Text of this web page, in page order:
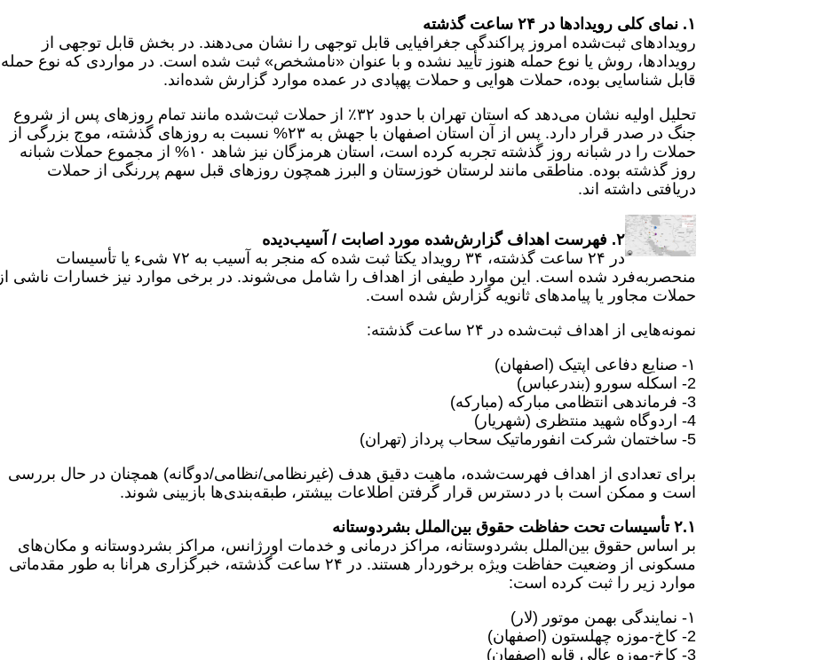
۱. نمای کلی رویدادها در ۲۴ ساعت گذشته
رویدادهای ثبت‌شده امروز پراکندگی جغرافیایی قابل توجهی را نشان می‌دهند. در بخش قابل توجهی از
رویدادها، روش یا نوع حمله هنوز تأیید نشده و با عنوان «نامشخص» ثبت شده است. در مواردی که نوع حمله
قابل شناسایی بوده، حملات هوایی و حملات پهپادی در عمده موارد گزارش شده‌اند.
تحلیل اولیه نشان می‌دهد که استان تهران با حدود ۳۲٪ از حملات ثبت‌شده مانند تمام روزهای پس از شروع
جنگ در صدر قرار دارد. پس از آن استان‌ اصفهان با جهش به ۲۳% نسبت به روزهای گذشته، موج بزرگی از
حملات را در شبانه روز گذشته تجربه کرده است، استان هرمزگان نیز شاهد ۱۰% از مجموع حملات شبانه
روز گذشته بوده. مناطقی مانند لرستان خوزستان و البرز همچون روزهای قبل سهم پررنگی از حملات
دریافتی داشته اند.
۲. فهرست اهداف گزارش‌شده مورد اصابت / آسیب‌دیده
در ۲۴ ساعت گذشته، ۳۴ رویداد یکتا ثبت شده که منجر به آسیب به ۷۲ شیء یا تأسیسات
منحصربه‌فرد شده است. این موارد طیفی از اهداف را شامل می‌شوند. در برخی موارد نیز خسارات ناشی از
حملات مجاور یا پیامدهای ثانویه گزارش شده است.
نمونه‌هایی از اهداف ثبت‌شده در ۲۴ ساعت گذشته:
۱- صنایع دفاعی اپتیک (اصفهان)
2- اسکله سورو (بندرعباس)
3- فرماندهی انتظامی مبارکه (مبارکه)
4- اردوگاه شهید منتظری (شهریار)
5- ساختمان شرکت انفورماتیک سحاب پرداز (تهران)
برای تعدادی از اهداف فهرست‌شده، ماهیت دقیق هدف (غیرنظامی/نظامی/دوگانه) همچنان در حال بررسی
است و ممکن است با در دسترس قرار گرفتن اطلاعات بیشتر، طبقه‌بندی‌ها بازبینی شوند.
۲.۱ تأسیسات تحت حفاظت حقوق بین‌الملل بشردوستانه
بر اساس حقوق بین‌الملل بشردوستانه، مراکز درمانی و خدمات اورژانس، مراکز بشردوستانه و مکان‌های
مسکونی از وضعیت حفاظت ویژه برخوردار هستند. در ۲۴ ساعت گذشته، خبرگزاری هرانا به طور مقدماتی
موارد زیر را ثبت کرده است:
۱- نمایندگی بهمن موتور (لار)
2- کاخ-موزه چهلستون (اصفهان)
3- کاخ-موزه عالی قاپو (اصفهان)